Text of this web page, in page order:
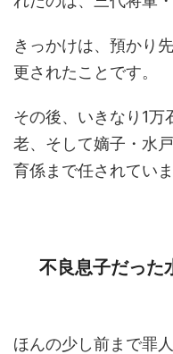
きっかけは、預かり
更されたことです。
その後、いきなり1万
老、そして嫡子・水
育係まで任されていま
不良息子だった
ほんの少し前まで罪